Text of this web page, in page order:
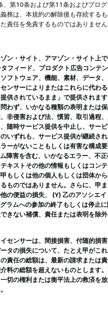
第10条および第11条およびプロ
務は、本規約の解除後も存続する
責任を免責するものではありませ
ン・サイト、アマゾン・サイト上
ィード、プロダクト広告コンテ
フトウェア、機能、素材、データ
ンサーによりまたはこれらに代わ
供されているまま」で提供されま
わず、いかなる種類の表明または
非侵害および法、慣習、取引過程
随時サービス提供を中止し、サー
いずれも、サービス提供が継続さ
ーがないこともしくは有害な構成
障害を含む、いかなるエラー、不
キストその他の情報もしくはコン
もしくは他の個人もしくは団体か
ものではありません。さらに、甲
の便益の損失、 (Y) 乙のアソシエ
ラムへの参加の終了もしくは停止
きない補償、責任または表明を除
センサーは、間接損害、付随的損
タの損失について、たとえ甲がこ
責任の総額は、最新の請求または
料の総額を超えないものとします
切の権利または衡平法上の救済を